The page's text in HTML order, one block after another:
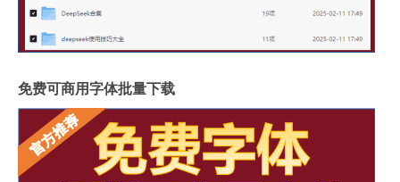
免费可商用字体批量下载